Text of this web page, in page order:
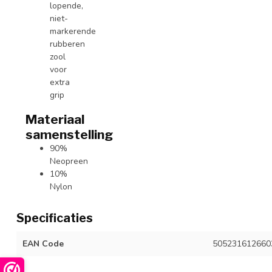
lopende,
niet-
markerende
rubberen
zool
voor
extra
grip
Materiaal
samenstelling
90%
Neopreen
10%
Nylon
Specificaties
EAN Code